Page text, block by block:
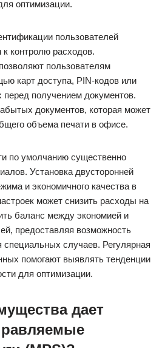
оптимизации.
пользователей
контролю расходов.
пользователям
карт доступа, PIN-кодов или
получением документов.
документов, которая может
объема печати в офисе.
по умолчанию существенно
Установка двусторонней
и экономичного качества в
может снизить расходы на
баланс между экономией и
предоставляя возможность
специальных случаев. Регулярная
помогают выявлять тенденции
для оптимизации.
дает